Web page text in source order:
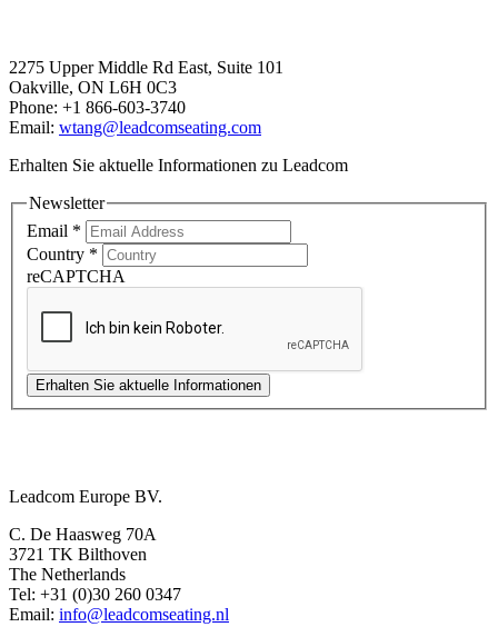
2275 Upper Middle Rd East, Suite 101
Oakville, ON L6H 0C3
Phone: +1 866-603-3740
Email: wtang@leadcomseating.com
Erhalten Sie aktuelle Informationen zu Leadcom
Newsletter
Email *
Country *
reCAPTCHA
Erhalten Sie aktuelle Informationen
Leadcom Europe BV.
C. De Haasweg 70A
3721 TK Bilthoven
The Netherlands
Tel: +31 (0)30 260 0347
Email: info@leadcomseating.nl